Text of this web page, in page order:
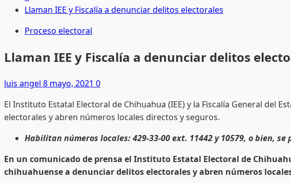
Llaman IEE y Fiscalía a denunciar delitos electorales
Proceso electoral
Llaman IEE y Fiscalía a denunciar delitos
luis angel 8 mayo, 2021 0
El Instituto Estatal Electoral de Chihuahua (IEE) y la Fiscalía General del
electorales y abren números locales directos y seguros.
Habilitan números locales: 429-33-00 ext. 11442 y 10579, o bien,
En un comunicado de prensa el Instituto Estatal Electoral de
chihuahuense a denunciar delitos electorales y abren números